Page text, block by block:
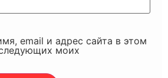
email и адрес сайта в этом
моих